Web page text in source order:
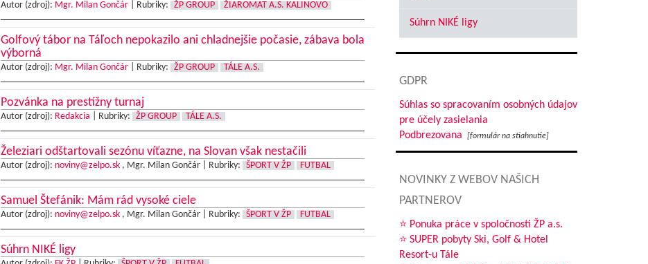
Autor (zdroj): Mgr. Milan Gončár| Rubriky: ŽP GROUP ŽIAROMAT A.S. KALINOVO
Golfový tábor na Táľoch nepokazilo ani chladnejšie počasie, zábava bola
výborná
Autor (zdroj): Mgr. Milan Gončár| Rubriky: ŽP GROUP TÁLE A.S.
Pozvánka na prestížny turnaj
Autor (zdroj): Redakcia Rubriky: ŽP GROUP TÁLE A.S.
Železiari odštartovali sezónu víťazne, na Slovan však nestačili
Autor (zdroj): noviny@zelpo.sk, Mgr. Milan Gončár | Rubriky: ŠPORT V ŽP FUTBAL
Samuel Štefánik: Mám rád vysoké ciele
Autor (zdroj): noviny@zelpo.sk, Mgr. Milan Gončár | Rubriky: ŠPORT V ŽP FUTBAL
Súhrn NIKÉ ligy
Súhrn NIKÉ ligy
GDPR
Súhlas so spracovaním osobných údajov
pre účely zasielania
Podbrezovana
[formulár na stiahnutie]
NOVINKY Z WEBOV NAŠICH
PARTNEROV
⭐ Ponuka práce v spoločnosti ŽP a.s.
⭐ SUPER pobyty Ski, Golf & Hotel
Resort-u Tále